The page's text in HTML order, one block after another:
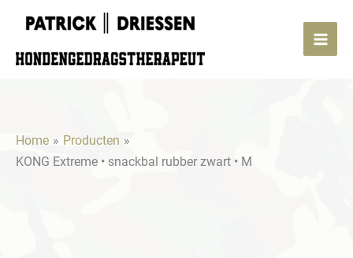
Home
Producten
KONG Extreme • snackbal rubber zwart • M
snackbal
rubber
aantal